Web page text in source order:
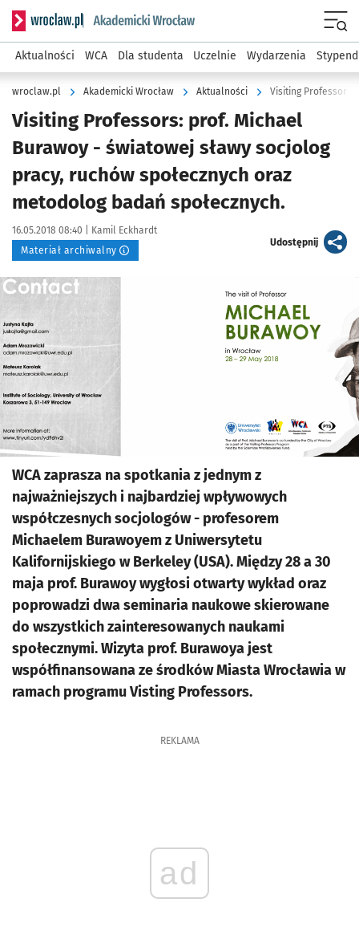
Serwis informacyjny wroclaw.pl podserwis: Akademicki
Aktualności WCA Dla studenta Uczelnie Wydarzenia
wroclaw.pl Akademicki Wrocław Aktualności
Visiting Professors: prof. Michael
Burawoy - światowej sławy socjolog
pracy, ruchów społecznych oraz
metodolog badań społecznych.
Data publikacji:
16.05.2018 08:40 | Autor:
Kamil Eckhardt
Materiał archiwalny
Udostępnijartykuł
Kliknij, aby powiększyć
WCA zaprasza na spotkania z jednym z
najważniejszych i najbardziej wpływowych
współczesnych socjologów - profesorem
Michaelem Burawoyem z Uniwersytetu
Kalifornijskiego w Berkeley (USA). Między 28 a 30
maja prof. Burawoy wygłosi otwarty wykład oraz
poprowadzi dwa seminaria naukowe skierowane
do wszystkich zainteresowanych naukami
społecznymi. Wizyta prof. Burawoya jest
współfinansowana ze środków Miasta Wrocławia w
ramach programu Visting Professors.
REKLAMA
ad